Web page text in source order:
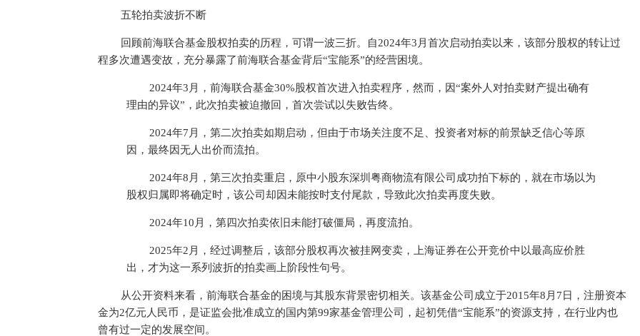
五轮拍卖波折不断
回顾前海联合基金股权拍卖的历程，可谓一波三折。自2024年3月首次启动拍卖以来，该部分股权的转让过
程多次遭遇变故，充分暴露了前海联合基金背后“宝能系”的经营困境。
2024年3月，前海联合基金30%股权首次进入拍卖程序，然而，因“案外人对拍卖财产提出确有
理由的异议”，此次拍卖被迫撤回，首次尝试以失败告终。
2024年7月，第二次拍卖如期启动，但由于市场关注度不足、投资者对标的前景缺乏信心等原
因，最终因无人出价而流拍。
2024年8月，第三次拍卖重启，原中小股东深圳粤商物流有限公司成功拍下标的，就在市场以为
股权归属即将确定时，该公司却因未能按时支付尾款，导致此次拍卖再度失败。
2024年10月，第四次拍卖依旧未能打破僵局，再度流拍。
2025年2月，经过调整后，该部分股权再次被挂网变卖，上海证券在公开竞价中以最高应价胜
出，才为这一系列波折的拍卖画上阶段性句号。
从公开资料来看，前海联合基金的困境与其股东背景密切相关。该基金公司成立于2015年8月7日，注册资本
金为2亿元人民币，是证监会批准成立的国内第99家基金管理公司，起初凭借“宝能系”的资源支持，在行业内也
曾有过一定的发展空间。